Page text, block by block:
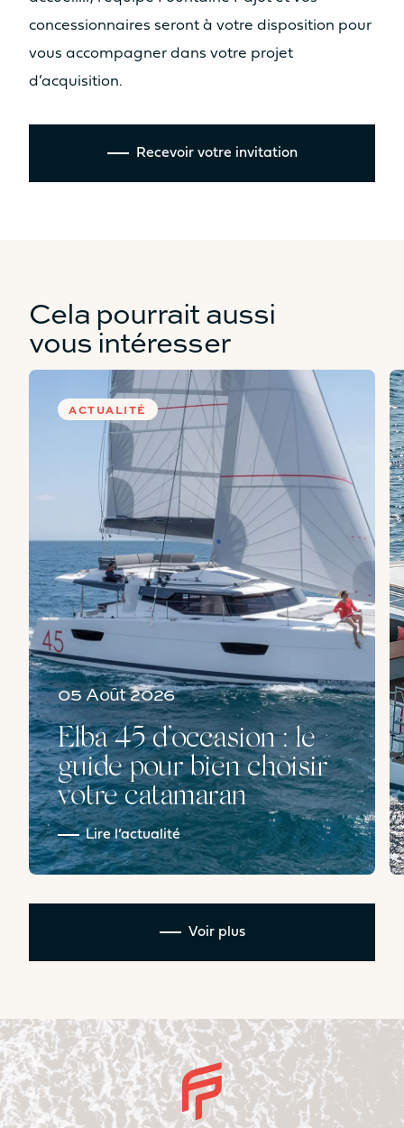
concessionnaires seront à votre disposition pour
vous accompagner dans votre projet
d’acquisition.
Recevoir votre invitation
Cela pourrait aussi
vous intéresser
ACTUALITÉ
05 Août 2026
Elba 45 d’occasion : le
guide pour bien choisir
votre catamaran
Lire l’actualité
Voir plus